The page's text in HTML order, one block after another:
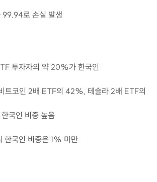
로 손실 발생
투자자의 약 20%가 한국인
트코인 2배 ETF의 42%, 테슬라 2배 ETF의
국인 비중 높음
한국인 비중은 1% 미만